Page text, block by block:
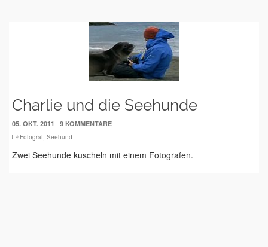
Charlie und die Seehunde
05. OKT. 2011 | 9 KOMMENTARE
Fotograf, Seehund
Zwei Seehunde kuscheln mit einem Fotografen.